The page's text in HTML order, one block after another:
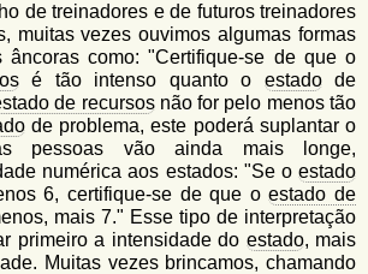
de treinadores e de futuros treinadores
muitas vezes ouvimos algumas formas
âncoras como: "Certifique-se de que o
é tão intenso quanto o estadode
de recursosnão for pelo menos tão
de problema, este poderá suplantar o
pessoas vão ainda mais longe,
numérica aos estados: "Se o estado
6, certifique-se de que oestado de
mais 7." Esse tipo de interpretação
primeiro a intensidade do estado, mais
Muitas vezes brincamos, chamando